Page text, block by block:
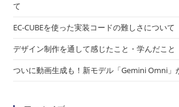
て
EC-CUBEを使った実装コードの難しさについて
デザイン制作を通して感じたこと・学んだこと
ついに動画生成も！新モデル「Gemini Omni」